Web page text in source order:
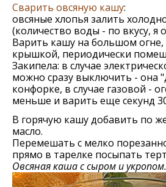
Сварить овсяную кашу:
овсяные хлопья залить
(количество воды - по вкусу, я
Варить кашу на большом огне,
крышкой, периодически
Закипела: в случае
можно сразу выключить - она
конфорке, в случае газовой -
меньше и варить еще секунд
В горячую кашу добавить по
масло.
Перемешать с мелко
прямо в тарелке посыпать
Овсяная каша с сыром и укропом.